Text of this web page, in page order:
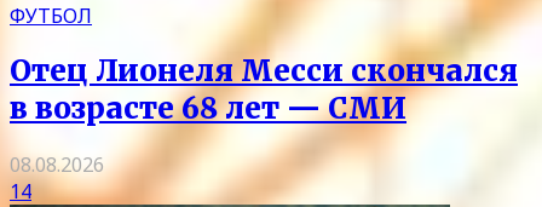
ФУТБОЛ
Отец Лионеля Месси скончался
в возрасте 68 лет — СМИ
08.08.2026
14